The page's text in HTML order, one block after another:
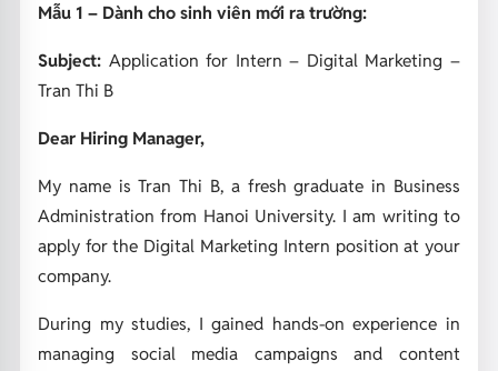
Mẫu 1 – Dành cho sinh viên mới ra trường:
Subject:Application for Intern – Digital Marketing –
Tran Thi B
Dear Hiring Manager,
My name is Tran Thi B, a fresh graduate in Business
Administration from Hanoi University. I am writing to
apply for the Digital Marketing Intern position at your
company.
During my studies, I gained hands-on experience in
managing social media campaigns and content